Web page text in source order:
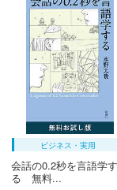
ビジネス・実用
会話の0.2秒を言語学す
る 無料...